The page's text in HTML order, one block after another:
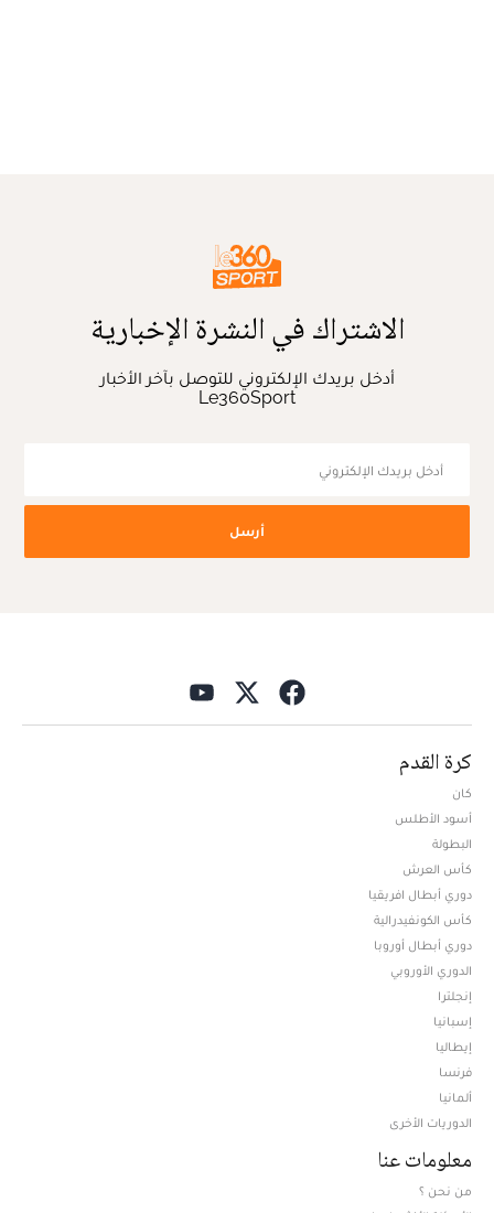
الاشتراك في النشرة الإخبارية
أدخل بريدك الإلكتروني للتوصل بآخر الأخبار
Le360Sport
أرسل
كرة القدم
كان
أسود الأطلس
البطولة
كأس العرش
دوري أبطال افريقيا
كأس الكونفيدرالية
دوري أبطال أوروبا
الدوري الأوروبي
إنجلترا
إسبانيا
إيطاليا
فرنسا
ألمانيا
الدوريات الأخرى
معلومات عنا
من نحن ؟